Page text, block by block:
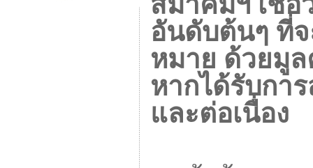
อันดับต้นๆ ที่จ
หมาย ด้วยมู
หากได้รับกา
และต่อเนื่อง